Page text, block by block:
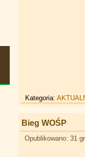
Kategoria:
Bieg WOŚP
Opublikowano: 31